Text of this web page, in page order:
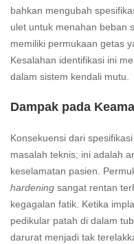
bahkan mengubah
ulet untuk menahan beban
memiliki permukaan getas
Kesalahan identifikasi ini
dalam sistem kendali mutu.
Dampak pada
Konsekuensi dari
masalah teknis; ini adalah
keselamatan pasien.
hardening sangat rentan
kegagalan fatik. Ketika
pedikular patah di dalam
darurat menjadi tak